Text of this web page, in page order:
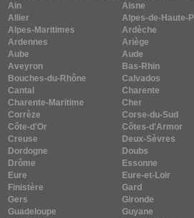
Ain
Aisne
Allier
Alpes-de-Haute-
Alpes-Maritimes
Ardèche
Ardennes
Ariège
Aube
Aude
Aveyron
Bas-Rhin
Bouches-du-Rhône
Calvados
Cantal
Charente
Charente-Maritime
Cher
Corrèze
Corse-du-Sud
Côte-d'Or
Côtes-d'Armor
Creuse
Deux-Sèvres
Dordogne
Doubs
Drôme
Essonne
Eure
Eure-et-Loir
Finistère
Gard
Gers
Gironde
Guadeloupe
Guyane